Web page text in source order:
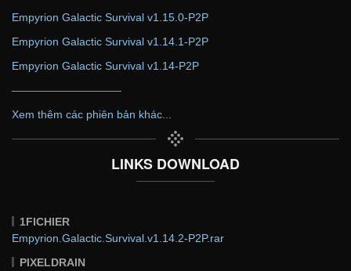
Empyrion Galactic Survival v1.15.0-P2P
Empyrion Galactic Survival v1.14.1-P2P
Empyrion Galactic Survival v1.14-P2P
——————————
Xem thêm các phiên bản khác...
LINKS DOWNLOAD
1FICHIER
Empyrion.Galactic.Survival.v1.14.2-P2P.rar
PIXELDRAIN